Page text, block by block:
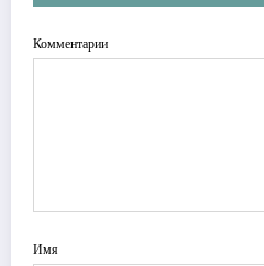
Комментарии
Имя